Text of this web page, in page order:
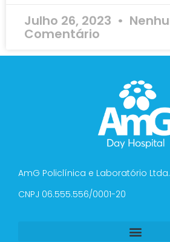
Julho 26, 2023
Comentário
AmG Policlínica e Laboratório Ltda.
CNPJ 06.555.556/0001-20